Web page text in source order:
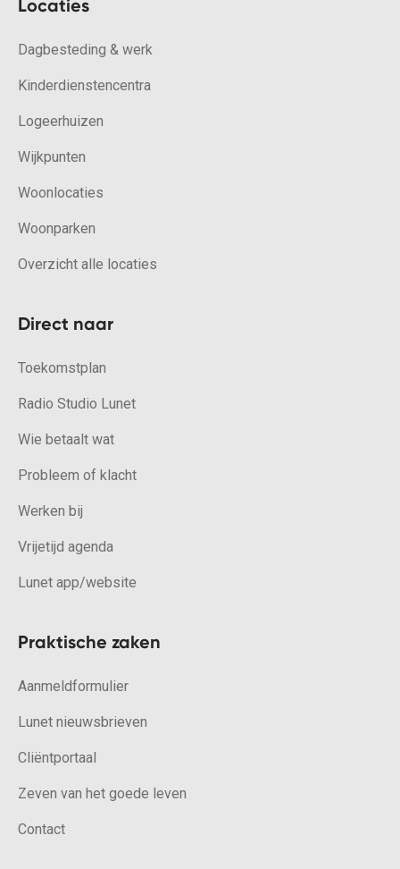
Locaties
Dagbesteding & werk
Kinderdienstencentra
Logeerhuizen
Wijkpunten
Woonlocaties
Woonparken
Overzicht alle locaties
Direct naar
Toekomstplan
Radio Studio Lunet
Wie betaalt wat
Probleem of klacht
Werken bij
Vrijetijd agenda
Lunet app/website
Praktische zaken
Aanmeldformulier
Lunet nieuwsbrieven
Cliëntportaal
Zeven van het goede leven
Contact